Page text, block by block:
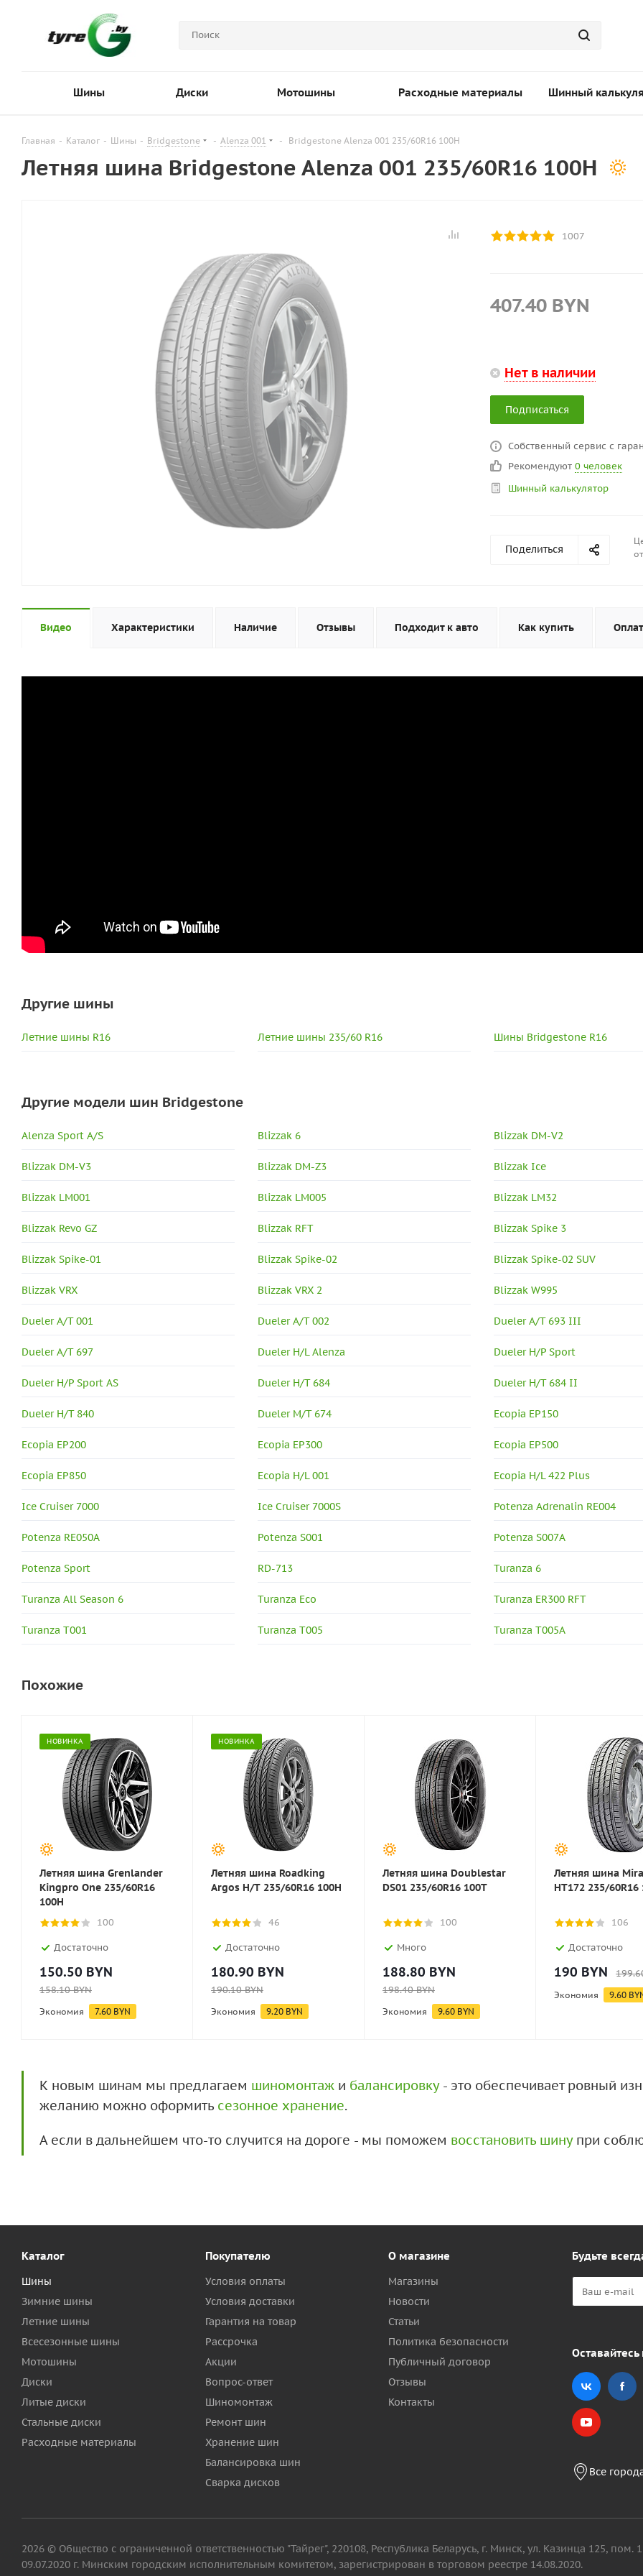
Шины Диски Мотошины Расходные материалы Шинный
Главная - Каталог - Шины - Bridgestone - Alenza 001 - Bridgestone Alenza 001 235/60R16 100H
Летняя шина Bridgestone Alenza 001 235/60R16 100H
1007
407.40 BYN
Нет в наличии
Подписаться
Собственный сервис с
Рекомендуют 0 человек
Шинный калькулятор
Поделиться
Видео Характеристики Наличие Отзывы Подходит к авто Как купить
Другие шины
Летние шины R16 Летние шины 235/60 R16 Шины Bridgestone R16
Другие модели шин Bridgestone
Alenza Sport A/S Blizzak 6 Blizzak DM-V2
Blizzak DM-V3 Blizzak DM-Z3 Blizzak Ice
Blizzak LM001 Blizzak LM005 Blizzak LM32
Blizzak Revo GZ Blizzak RFT Blizzak Spike 3
Blizzak Spike-01 Blizzak Spike-02 Blizzak Spike-02 SUV
Blizzak VRX Blizzak VRX 2 Blizzak W995
Dueler A/T 001 Dueler A/T 002 Dueler A/T 693 III
Dueler A/T 697 Dueler H/L Alenza Dueler H/P Sport
Dueler H/P Sport AS Dueler H/T 684 Dueler H/T 684 II
Dueler H/T 840 Dueler M/T 674 Ecopia EP150
Ecopia EP200 Ecopia EP300 Ecopia EP500
Ecopia EP850 Ecopia H/L 001 Ecopia H/L 422 Plus
Ice Cruiser 7000 Ice Cruiser 7000S Potenza Adrenalin RE004
Potenza RE050A Potenza S001 Potenza S007A
Potenza Sport RD-713 Turanza 6
Turanza All Season 6 Turanza Eco Turanza ER300 RFT
Turanza T001 Turanza T005 Turanza T005A
Похожие
НОВИНКА
Летняя шина Grenlander
Kingpro One 235/60R16
100H
100
Достаточно
150.50 BYN
158.10BYN
Экономия 7.60 BYN
НОВИНКА
Летняя шина Roadking
Argos H/T 235/60R16 100H
46
Достаточно
180.90 BYN
190.10BYN
Экономия 9.20 BYN
Летняя шина Doublestar
DS01 235/60R16 100T
100
Много
188.80 BYN
198.40BYN
Экономия 9.60 BYN
Летняя шина
HT172 235/60R16
106
Достаточно
190 BYN
Экономия 9.60
К новым шинам мы предлагаем шиномонтаж и балансировку- это обеспечивает ровный
желанию можно оформить сезонное хранение.
А если в дальнейшем что-то случится на дороге - мы поможем восстановить шинупри
Каталог
Шины
Зимние шины
Летние шины
Всесезонные шины
Мотошины
Диски
Литые диски
Стальные диски
Расходные материалы
Покупателю
Условия оплаты
Условия доставки
Гарантия на товар
Рассрочка
Акции
Вопрос-ответ
Шиномонтаж
Ремонт шин
Хранение шин
Балансировка шин
Сварка дисков
О магазине
Магазины
Новости
Статьи
Политика безопасности
Публичный договор
Отзывы
Контакты
Будьте
Оставайтесь
Все
2026 © Общество с ограниченной ответственностью "Тайрег", 220108, Республика Беларусь, г. Минск, ул. Казинца 125,
09.07.2020 г. Минским городским исполнительным комитетом, зарегистрирован в торговом реестре 14.08.2020.